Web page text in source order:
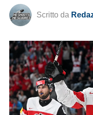
Scritto da